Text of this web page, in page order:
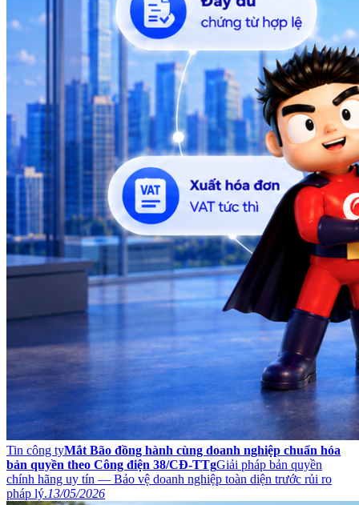
Tin công tyMắt Bão đồng hành cùng doanh nghiệp chuẩn hóa
bản quyền theo Công điện 38/CĐ-TTgGiải pháp bản quyền
chính hãng uy tín — Bảo vệ doanh nghiệp toàn diện trước rủi ro
pháp lý.13/05/2026